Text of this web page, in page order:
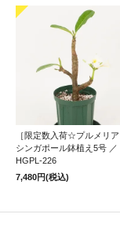
［限定数入荷☆プルメリア
シンガポール鉢植え5号 ／
HGPL-226
7,480円(税込)